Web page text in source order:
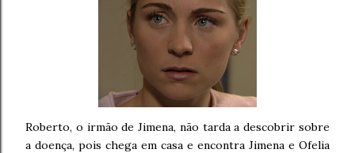
Roberto, o irmão de Jimena, não tarda a descobrir sobre
a doença, pois chega em casa e encontra Jimena e Ofelia